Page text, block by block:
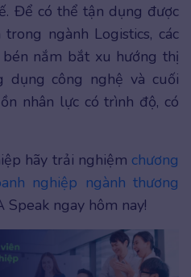
Để có thể tận dụng được
ngành Logistics, các
nắm bắt xu hướng thị
dụng công nghệ và cuối
nhân lực có trình độ, có
hãy trải nghiệm chương
nghiệp ngành thương
Speak ngay hôm nay!